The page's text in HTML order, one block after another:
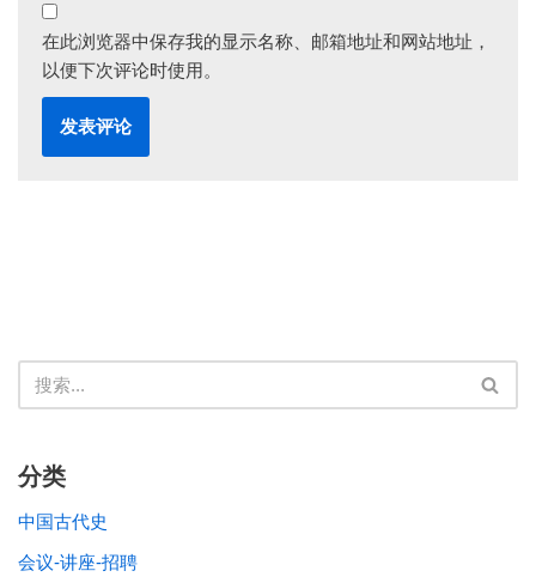
在此浏览器中保存我的显示名称、邮箱地址和网站地址，
以便下次评论时使用。
分类
中国古代史
会议-讲座-招聘